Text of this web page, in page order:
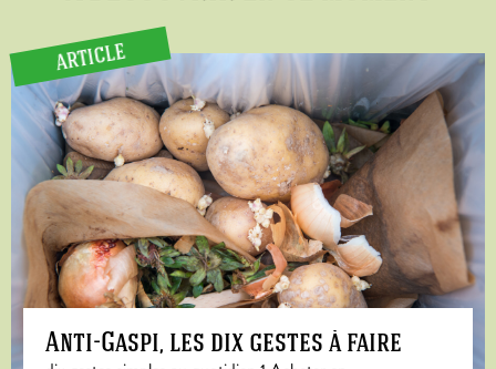
ARTICLE
Anti-Gaspi, les dix gestes à faire